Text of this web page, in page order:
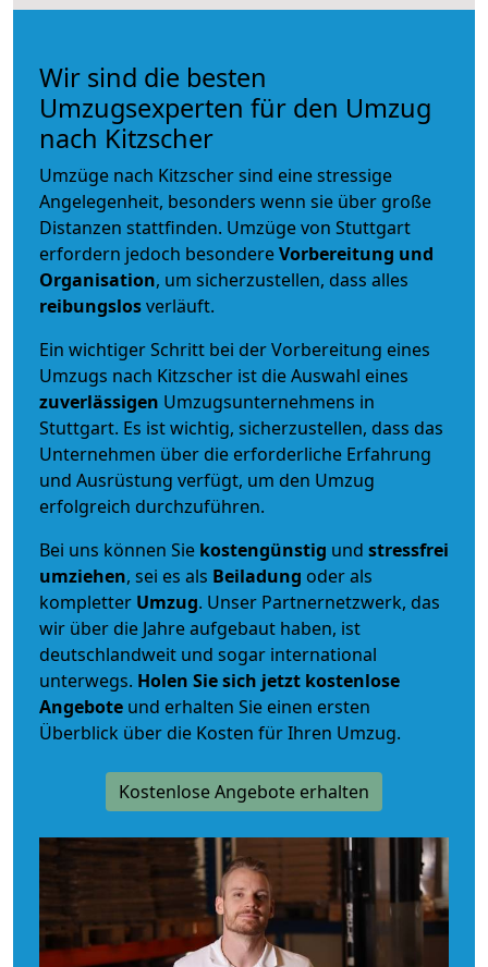
Wir sind die besten
Umzugsexperten für den Umzug
nach Kitzscher
Umzüge nach Kitzscher sind eine stressige
Angelegenheit, besonders wenn sie über große
Distanzen stattfinden. Umzüge von Stuttgart
erfordern jedoch besondereVorbereitung und
Organisation, um sicherzustellen, dass alles
reibungslosverläuft.
Ein wichtiger Schritt bei der Vorbereitung eines
Umzugs nach Kitzscher ist die Auswahl eines
zuverlässigen Umzugsunternehmens in
Stuttgart. Es ist wichtig, sicherzustellen, dass das
Unternehmen über die erforderliche Erfahrung
und Ausrüstung verfügt, um den Umzug
erfolgreich durchzuführen.
Bei uns können Sie kostengünstig und stressfrei
umziehen, sei es als Beiladung oder als
kompletter Umzug. Unser Partnernetzwerk, das
wir über die Jahre aufgebaut haben, ist
deutschlandweit und sogar international
unterwegs. Holen Sie sich jetzt kostenlose
Angebote und erhalten Sie einen ersten
Überblick über die Kosten für Ihren Umzug.
Kostenlose Angebote erhalten